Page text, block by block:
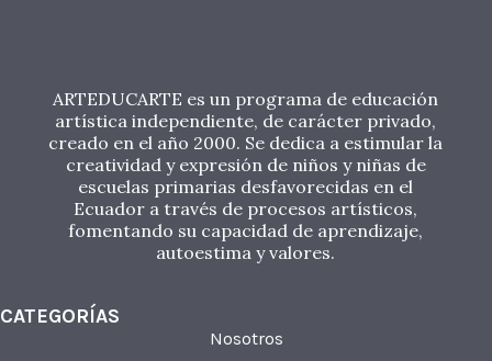
ARTEDUCARTE es un programa de educación
artística independiente, de carácter privado,
creado en el año 2000. Se dedica a estimular la
creatividad y expresión de niños y niñas de
escuelas primarias desfavorecidas en el
Ecuador a través de procesos artísticos,
fomentando su capacidad de aprendizaje,
autoestima y valores.
CATEGORÍAS
Nosotros